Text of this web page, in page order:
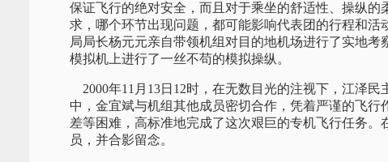
保证飞行的绝对安全，而且对于乘坐的舒适性、操纵
求，哪个环节出现问题，都可能影响代表团的行程和
局局长杨元元亲自带领机组对目的地机场进行了实地
模拟机上进行了一丝不苟的模拟操纵。
2000年11月13日12时，在无数目光的注视下，江泽
中，金宜斌与机组其他成员密切合作，凭着严谨的飞
差等困难，高标准地完成了这次艰巨的专机飞行任务
员，并合影留念。